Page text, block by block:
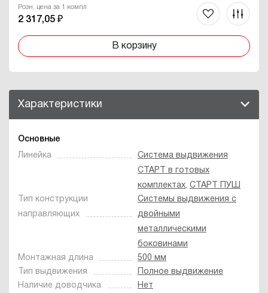
Розн. цена за 1 компл
2 317,05 ₽
В корзину
Характеристики
Основные
Линейка
Система выдвижения
СТАРТ в готовых
комплектах, СТАРТ ПУШ
Тип конструкции
направляющих
Системы выдвижения с
двойными
металлическими
боковинами
Монтажная длина
500 мм
Тип выдвижения
Полное выдвижение
Наличие доводчика
Нет